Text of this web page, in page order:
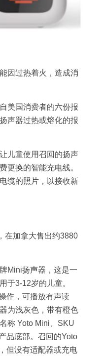
因过热着火，造成消
美国消费者的六份报
声器过热或熔化的报
儿童使用召回的扬声
更换的智能充电线。
缆的照片，以接收新
在加拿大售出约3880
Mini扬声器，这是一
于3-12岁的儿童。
作，可播放有声读
为浅灰色，带有橙色
称 Yoto Mini、SKU
品底部。召回的Yoto
但没有适配器或充电